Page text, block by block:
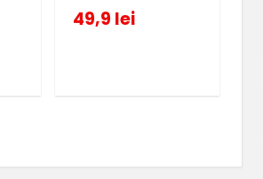
49,9 lei